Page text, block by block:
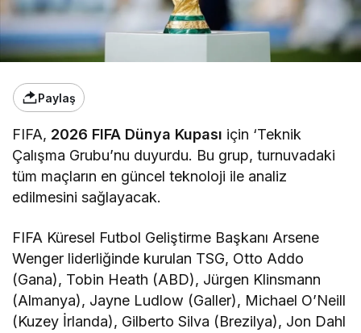
Paylaş
FIFA, 2026 FIFA Dünya Kupası için ‘Teknik
Çalışma Grubu’nu duyurdu. Bu grup, turnuvadaki
tüm maçların en güncel teknoloji ile analiz
edilmesini sağlayacak.
FIFA Küresel Futbol Geliştirme Başkanı Arsene
Wenger liderliğinde kurulan TSG, Otto Addo
(Gana), Tobin Heath (ABD), Jürgen Klinsmann
(Almanya), Jayne Ludlow (Galler), Michael O’Neill
(Kuzey İrlanda), Gilberto Silva (Brezilya), Jon Dahl